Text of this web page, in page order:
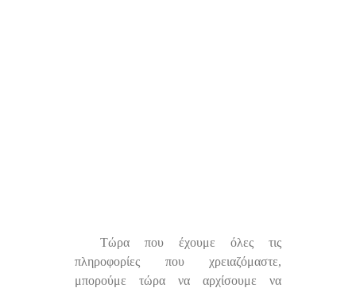
Τώρα που έχουμε όλες τις
πληροφορίες που χρειαζόμαστε,
μπορούμε τώρα να αρχίσουμε να